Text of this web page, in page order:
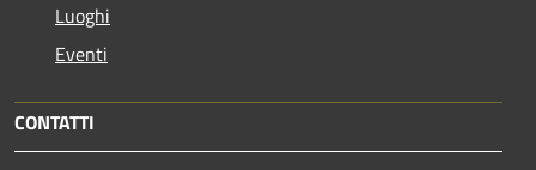
Luoghi
Eventi
CONTATTI